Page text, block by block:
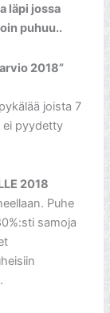
läpi jossa
puhuu..
2018”
joista 7
ei pyydetty
2018
Puhe
samoja